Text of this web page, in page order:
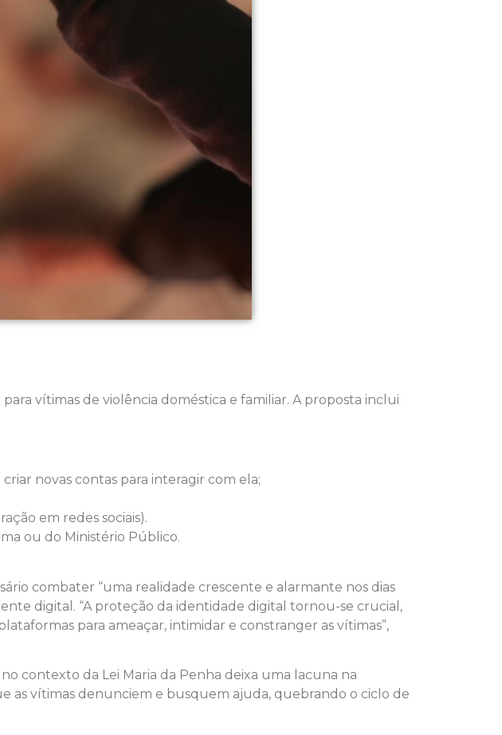
vítimas de violência doméstica e familiar. A proposta inclui
novas contas para interagir com ela;
em redes sociais).
ou do Ministério Público.
combater “uma realidade crescente e alarmante nos dias
digital. “A proteção da identidade digital tornou-se crucial,
para ameaçar, intimidar e constranger as vítimas”,
contexto da Lei Maria da Penha deixa uma lacuna na
as vítimas denunciem e busquem ajuda, quebrando o ciclo de